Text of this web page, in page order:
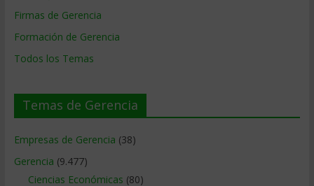
Firmas de Gerencia
Formación de Gerencia
Todos los Temas
Temas de Gerencia
Empresas de Gerencia (38)
Gerencia (9.477)
Ciencias Económicas (80)